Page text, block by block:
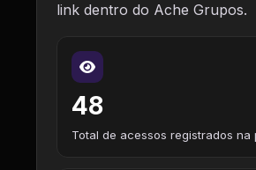
link dentro do Ache Grupos.
48
Total de acessos registrados na